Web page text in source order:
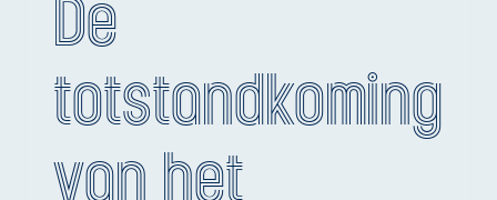
De
totstandkoming
van het